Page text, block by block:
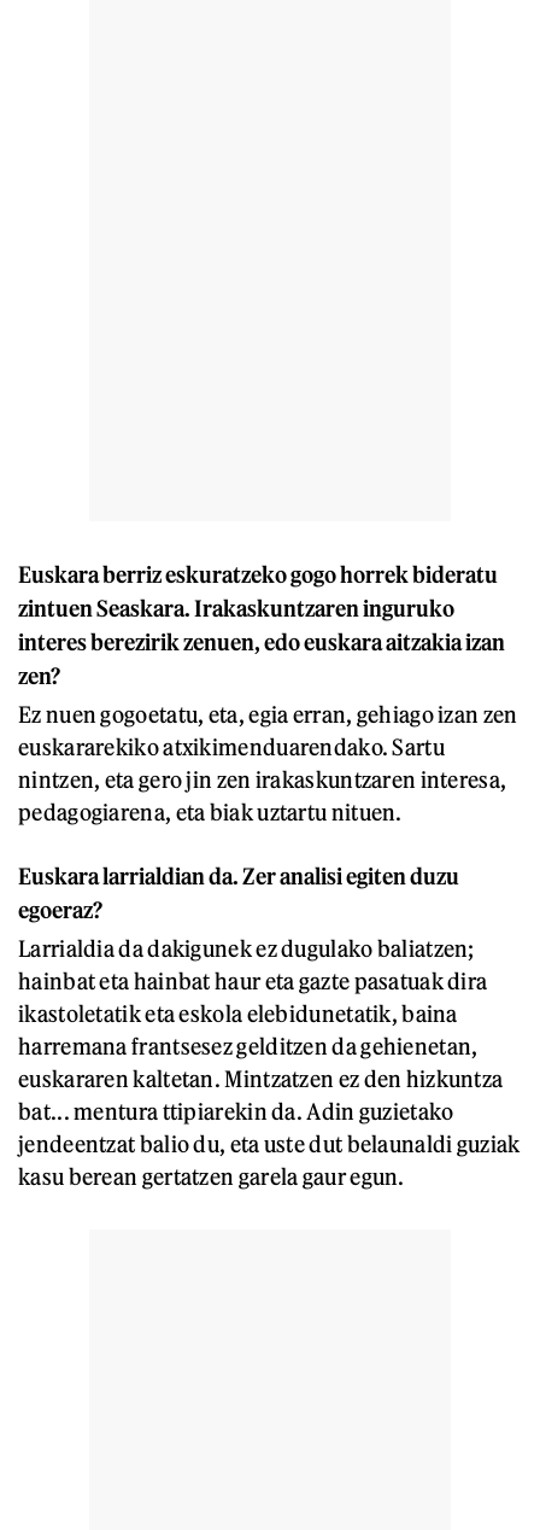
Euskara berriz eskuratzeko gogo horrek bideratu
zintuen Seaskara. Irakaskuntzaren inguruko
interes berezirik zenuen, edo euskara aitzakia izan
zen?
Ez nuen gogoetatu, eta, egia erran, gehiago izan zen
euskararekiko atxikimenduarendako. Sartu
nintzen, eta gero jin zen irakaskuntzaren interesa,
pedagogiarena, eta biak uztartu nituen.
Euskara larrialdian da. Zer analisi egiten duzu
egoeraz?
Larrialdia da dakigunek ez dugulako baliatzen;
hainbat eta hainbat haur eta gazte pasatuak dira
ikastoletatik eta eskola elebidunetatik, baina
harremana frantsesez gelditzen da gehienetan,
euskararen kaltetan. Mintzatzen ez den hizkuntza
bat... mentura ttipiarekin da. Adin guzietako
jendeentzat balio du, eta uste dut belaunaldi guziak
kasu berean gertatzen garela gaur egun.